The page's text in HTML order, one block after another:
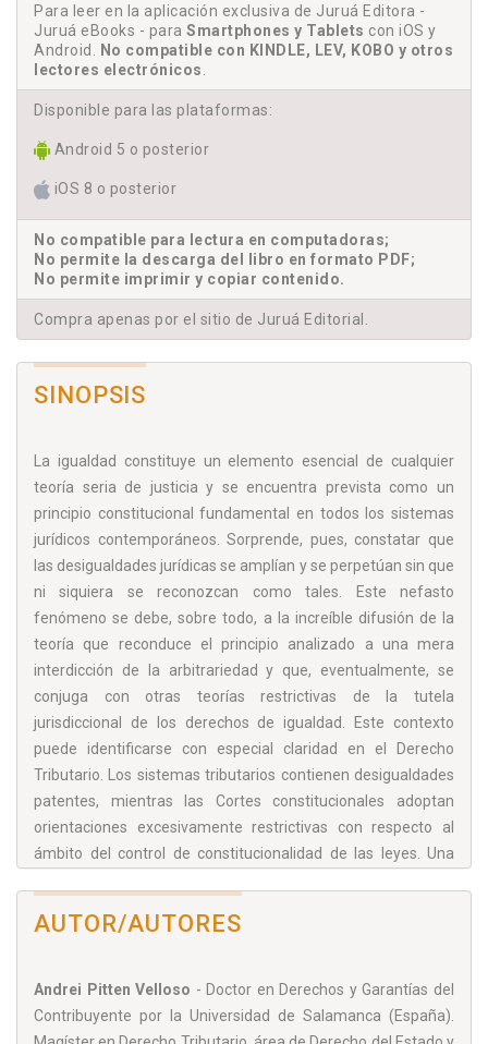
Para leer en la aplicación exclusiva de Juruá Editora -
Juruá eBooks - para Smartphones y Tablets con iOS y
Android.
No compatible con KINDLE, LEV, KOBO y otros
lectores electrónicos
Disponible para las plataformas:
Android 5 o posterior
iOS 8 o posterior
No compatible para lectura en computadoras;
No permite la descarga del libro en formato PDF;
No permite imprimir y copiar contenido.
Compra apenas por el sitio de Juruá Editorial.
SINOPSIS
La igualdad constituye un elemento esencial de cualquier
teoría seria de justicia y se encuentra prevista como un
principio constitucional fundamental en todos los sistemas
jurídicos contemporáneos. Sorprende, pues, constatar que
las desigualdades jurídicas se amplían y se perpetúan sin que
ni siquiera se reconozcan como tales. Este nefasto
fenómeno se debe, sobre todo, a la increíble difusión de la
teoría que reconduce el principio analizado a una mera
interdicción de la arbitrariedad y que, eventualmente, se
conjuga con otras teorías restrictivas de la tutela
jurisdiccional de los derechos de igualdad. Este contexto
puede identificarse con especial claridad en el Derecho
Tributario. Los sistemas tributarios contienen desigualdades
patentes, mientras las Cortes constitucionales adoptan
orientaciones excesivamente restrictivas con respecto al
ámbito del control de constitucionalidad de las leyes. Una
legítimos o de simplificación tributaria como fundamento
impositivas. A nuestro juicio, la debilidad del principio de
igualdad tributaria constituye el simple corolario de la
aplicación, al Derecho Tributario, de concepciones
AUTOR/AUTORES
Andrei Pitten Velloso - Doctor en Derechos y Garantías del
Contribuyente por la Universidad de Salamanca (España).